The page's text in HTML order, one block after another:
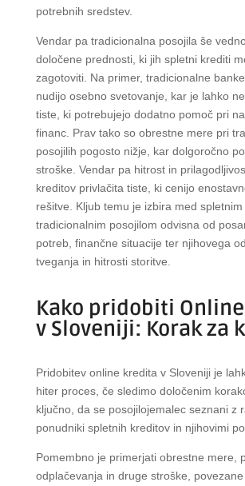
potrebnih sredstev.
Vendar pa tradicionalna posojila še
določene prednosti, ki jih spletni krediti
zagotoviti. Na primer, tradicionalne
nudijo osebno svetovanje, kar je lahko
tiste, ki potrebujejo dodatno pomoč pri
financ. Prav tako so obrestne mere pri
posojilih pogosto nižje, kar dolgoročno
stroške. Vendar pa hitrost in
kreditov privlačita tiste, ki cenijo
rešitve. Kljub temu je izbira med spletnim
tradicionalnim posojilom odvisna od
potreb, finančne situacije ter njihovega
tveganja in hitrosti storitve.
Kako pridobiti
v Sloveniji: Korak za
Pridobitev online kredita v Sloveniji je
hiter proces, če sledimo določenim
ključno, da se posojilojemalec seznani z
ponudniki spletnih kreditov in njihovimi
Pomembno je primerjati obrestne mere,
odplačevanja in druge stroške, povezane